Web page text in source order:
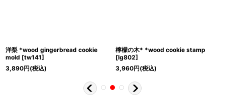
洋梨 *wood gingerbread cookie
mold [tw141]
3,890円(税込)
檸檬の木* *wood cookie stamp
[lg802]
3,960円(税込)